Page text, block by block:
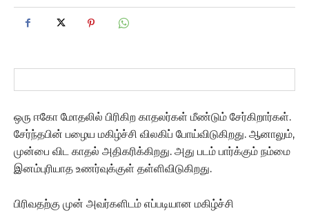
ஒரு ஈகோ மோதலில் பிரிகிற காதலர்கள் மீண்டும் சேர்கிறார்கள்.
சேர்ந்தபின் பழைய மகிழ்ச்சி விலகிப் போய்விடுகிறது. ஆனாலும்,
முன்பை விட காதல் அதிகரிக்கிறது. அது படம் பார்க்கும் நம்மை
இனம்புரியாத உணர்வுக்குள் தள்ளிவிடுகிறது.
பிரிவதற்கு முன் அவர்களிடம் எப்படியான மகிழ்ச்சி